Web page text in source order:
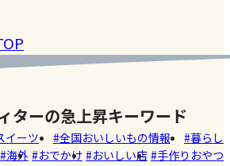
らない
界でも
!珍しく
美味し
しい
店
ッシ
開
ターの急上昇キーワード
イーツ 全国おいしいもの情報
暮らし
海外 おでかけ おいしい店
手作りおやつ